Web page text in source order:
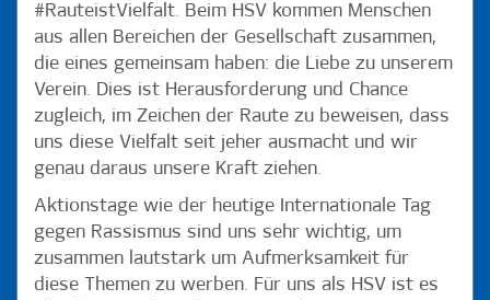
#RauteistVielfalt. Beim HSV kommen Menschen
aus allen Bereichen der Gesellschaft zusammen,
die eines gemeinsam haben: die Liebe zu unserem
Verein. Dies ist Herausforderung und Chance
zugleich, im Zeichen der Raute zu beweisen, dass
uns diese Vielfalt seit jeher ausmacht und wir
genau daraus unsere Kraft ziehen.
Aktionstage wie der heutige Internationale Tag
gegen Rassismus sind uns sehr wichtig, um
zusammen lautstark um Aufmerksamkeit für
diese Themen zu werben. Für uns als HSV ist es